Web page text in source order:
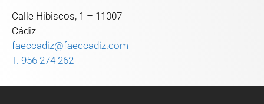
Calle Hibiscos, 1 – 11007
Cádiz
faeccadiz@faeccadiz.com
T. 956 274 262